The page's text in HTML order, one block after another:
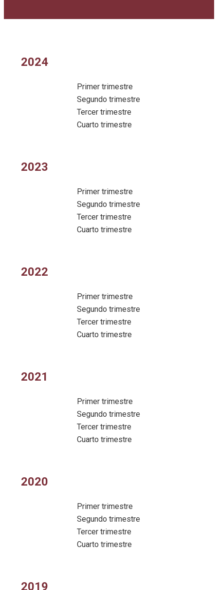
2024
Primer trimestre
Segundo trimestre
Tercer trimestre
Cuarto trimestre
2023
Primer trimestre
Segundo trimestre
Tercer trimestre
Cuarto trimestre
2022
Primer trimestre
Segundo trimestre
Tercer trimestre
Cuarto trimestre
2021
Primer trimestre
Segundo trimestre
Tercer trimestre
Cuarto trimestre
2020
Primer trimestre
Segundo trimestre
Tercer trimestre
Cuarto trimestre
2019